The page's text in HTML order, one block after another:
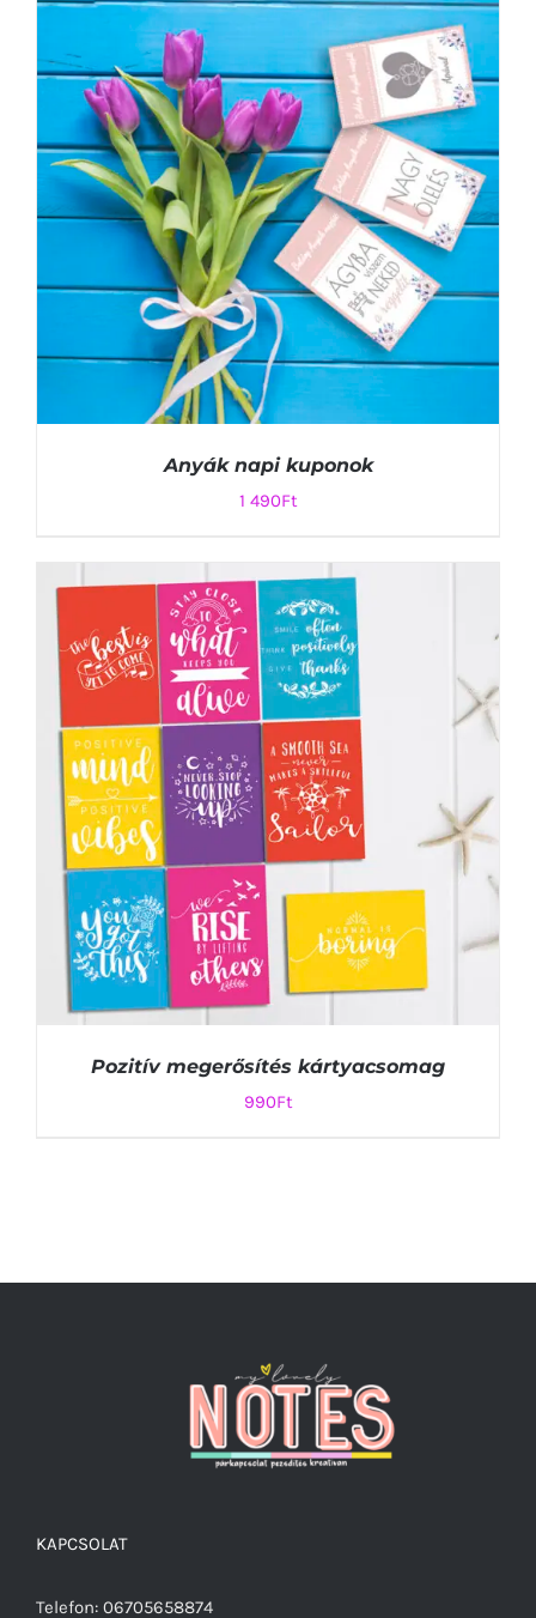
KOSÁRBA TESZEM
/
RÉSZLETEK
KOSÁRBA TESZEM
/
RÉSZLETEK
Anyák napi kuponok
1 490Ft
Pozitív megerősítés kártyacsomag
990Ft
KAPCSOLAT
Telefon: 06705658874